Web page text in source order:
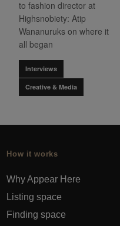
to fashion director at
Highsnobiety: Atip
Wananuruks on where it
all began
Interviews
Creative & Media
How it works
Why Appear Here
Listing space
Finding space